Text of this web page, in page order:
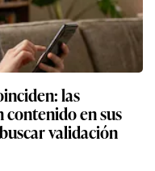
las
contenido en sus
validación